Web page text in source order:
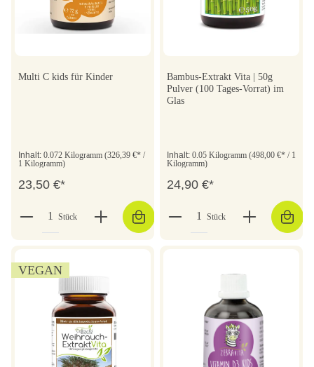
Multi C kids für Kinder
Inhalt: 0.072 Kilogramm (326,39 €* /
1 Kilogramm)
23,50 €*
Stück
Bambus-Extrakt Vita | 50g
Pulver (100 Tages-Vorrat) im
Glas
Inhalt: 0.05 Kilogramm (498,00 €* / 1
Kilogramm)
24,90 €*
Stück
VEGAN